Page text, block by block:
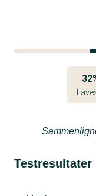
Testresultater